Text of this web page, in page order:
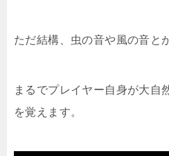
ただ結構、虫の音や風の音と
まるでプレイヤー自身が大自
を覚えます。